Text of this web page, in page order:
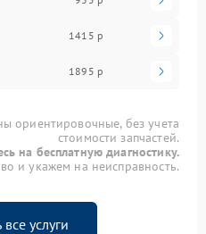
1415 р
1895 р
ориентировочные, без учета
стоимости запчастей.
на бесплатную диагностику.
и укажем на неисправность.
услуги